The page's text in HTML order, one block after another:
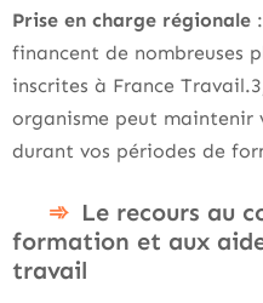
Prise en charge régionale
financent de nombreuses
inscrites à France
organisme peut maintenir
durant vos périodes de
Le recours au
formation et aux
travail